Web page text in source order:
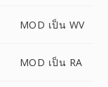
MOD เป็น WV
MOD เป็น RA